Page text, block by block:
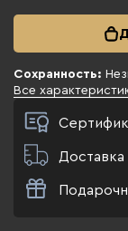
Сохранность:
Все
Доставка